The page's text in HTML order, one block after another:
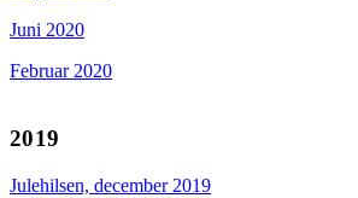
Juni 2020
Februar 2020
2019
Julehilsen, december 2019